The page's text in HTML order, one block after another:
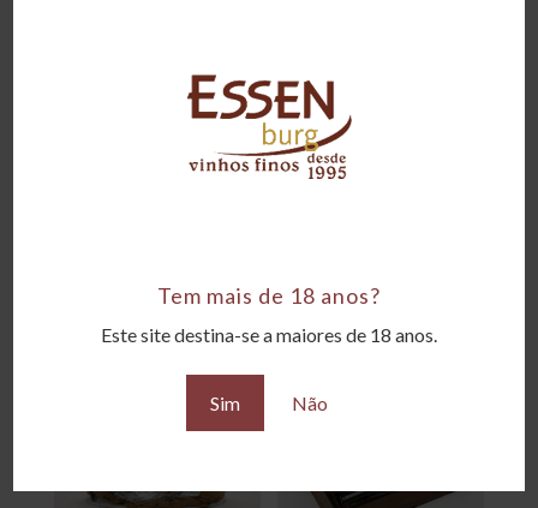
Tem mais de 18 anos?
Este site destina-se a maiores de 18 anos.
Sim Não
preferências. Na falta de algum item, o mesmo será
substituídos por similar na mesma faixa de valor.